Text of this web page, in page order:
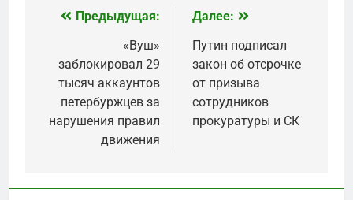
Навигация
записям
Предыдущая:
«Вуш»
заблокировал 29
тысяч аккаунтов
петербуржцев за
нарушения правил
движения
Далее:
Путин подписал
закон об отсрочке
от призыва
сотрудников
прокуратуры и СК